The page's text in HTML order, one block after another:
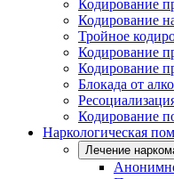
Кодирование
Кодирование
Тройное
Кодирование
Кодирование
Блокада от
Кодирование
Наркологическая
Лечение